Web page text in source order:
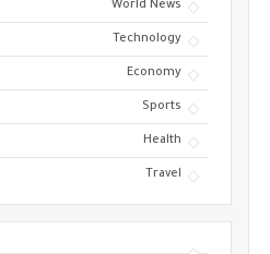
World News
Technology
Economy
Sports
Health
Travel